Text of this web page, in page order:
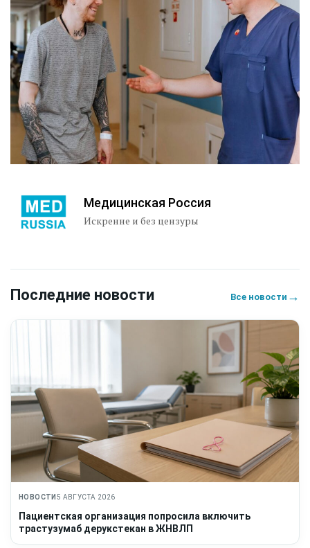
Медицинская Россия
Искренне и без цензуры
Последние новости Все новости →
НОВОСТИ 5 АВГУСТА 2026
Пациентская организация попросила включить
трастузумаб дерукстекан в ЖНВЛП